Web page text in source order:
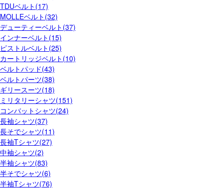
TDUベルト(17)
MOLLEベルト(32)
デューティーベルト(37)
インナーベルト(15)
ピストルベルト(25)
カートリッジベルト(10)
ベルトパッド(43)
ベルトパーツ(38)
ギリースーツ(18)
ミリタリーシャツ(151)
コンバットシャツ(24)
長袖シャツ(37)
長そでシャツ(11)
長袖Tシャツ(27)
中袖シャツ(2)
半袖シャツ(83)
半そでシャツ(6)
半袖Tシャツ(76)